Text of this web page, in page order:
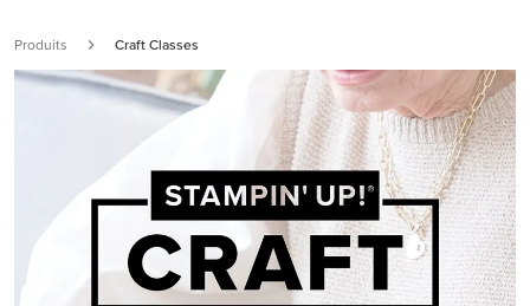
Produits Craft Classes